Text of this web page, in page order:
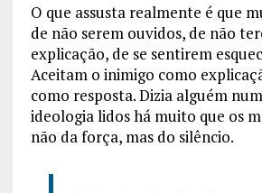
O que assusta realmente é que
de não serem ouvidos, de não
explicação, de se sentirem
Aceitam o inimigo como
como resposta. Dizia alguém
ideologia lidos há muito que os
não da força, mas do silêncio.